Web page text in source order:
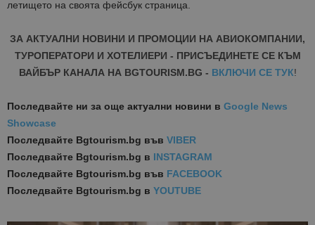
летището на своята фейсбук страница.
ЗА АКТУАЛНИ НОВИНИ И ПРОМОЦИИ НА АВИОКОМПАНИИ,
ТУРОПЕРАТОРИ И ХОТЕЛИЕРИ - ПРИСЪЕДИНЕТЕ СЕ КЪМ
ВАЙБЪР КАНАЛА НА BGTOURISM.BG - ВКЛЮЧИ СЕ ТУК!
Последвайте ни за още актуални новини в Google News
Showcase
Последвайте Bgtourism.bg във VIBER
Последвайте Bgtourism.bg в INSTAGRAM
Последвайте Bgtourism.bg във FACEBOOK
Последвайте Bgtourism.bg в YOUTUBE